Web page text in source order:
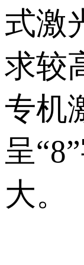
式激
求较
专机
呈
大。